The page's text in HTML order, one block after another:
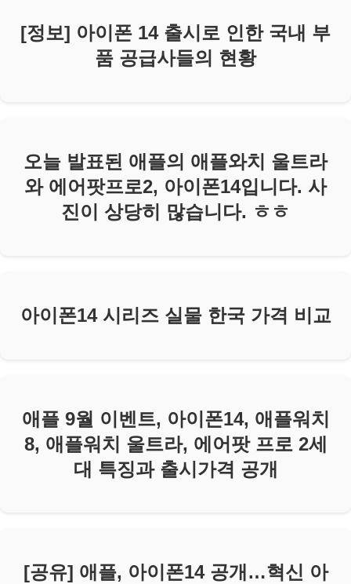
[정보] 아이폰 14 출시로 인한 국내 부
품 공급사들의 현황
오늘 발표된 애플의 애플와치 울트라
와 에어팟프로2, 아이폰14입니다. 사
진이 상당히 많습니다. ㅎㅎ
아이폰14 시리즈 실물 한국 가격 비교
애플 9월 이벤트, 아이폰14, 애플워치
8, 애플워치 울트라, 에어팟 프로 2세
대 특징과 출시가격 공개
[공유] 애플, 아이폰14 공개…혁신 아